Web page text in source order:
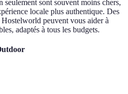
seulement sont souvent moins chers,
locale plus authentique. Des
peuvent vous aider à
adaptés à tous les budgets.